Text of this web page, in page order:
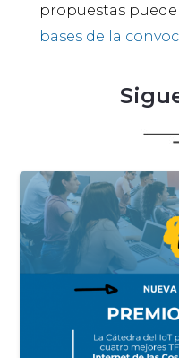
propuestas
bases de la